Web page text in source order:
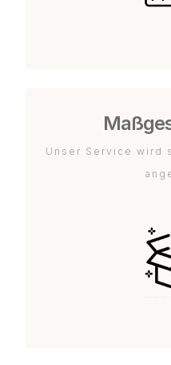
Unser Service wird